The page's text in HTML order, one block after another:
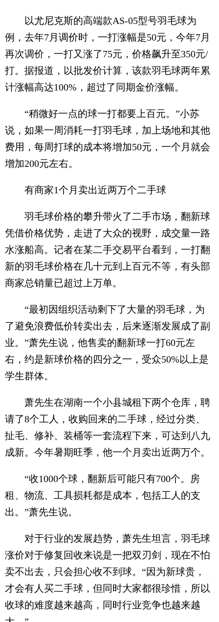
以尤尼克斯的高端款AS-05型号羽毛球为
例，去年7月调价时，一打涨幅是50元，今年7月
再次调价，一打又涨了75元，价格飙升至350元/
打。据报道，以批发价计算，该款羽毛球两年累
计涨幅高达100%，超过了同期金价涨幅。
“稍微好一点的球一打都要上百元。”小苏
说，如果一周消耗一打羽毛球，加上场地和其他
费用，每周打球的成本将增加50元，一个月就会
增加200元左右。
有商家1个月卖出近两万个二手球
羽毛球价格的攀升带火了二手市场，翻新球
凭借价格优势，走进了大众的视野，成交量一路
水涨船高。记者在某二手交易平台看到，一打翻
新的羽毛球价格在几十元到上百元不等，有头部
商家总销量已超过上万单。
“最初因组织活动剩下了大量的羽毛球，为
了避免浪费低价转卖出去，后来逐渐发展成了副
业。”萧先生说，他售卖的翻新球一打60元左
右，约是新球价格的四分之一，受众50%以上是
学生群体。
萧先生在湖南一个小县城租下两个仓库，聘
请了8个工人，收购回来的二手球，经过分类、
扯毛、修补、装桶等一套流程下来，可达到八九
成新。今年暑期旺季，他一个月卖出近两万个。
“收1000个球，翻新后可能只有700个。房
租、物流、工具损耗都是成本，包括工人的支
出。”萧先生说。
对于行业的发展趋势，萧先生坦言，羽毛球
涨价对于修复回收来说是一把双刃剑，现在不怕
卖不出去，只会担心收不到球。“因为新球贵，
才会有人买二手球，但同时大家都很珍惜，所以
收球的难度越来越高，同时行业竞争也越来越